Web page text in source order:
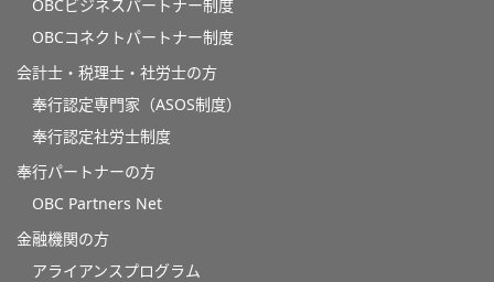
OBCビジネスパートナー制度
OBCコネクトパートナー制度
会計士・税理士・社労士の方
奉行認定専門家（ASOS制度）
奉行認定社労士制度
奉行パートナーの方
OBC Partners Net
金融機関の方
アライアンスプログラム